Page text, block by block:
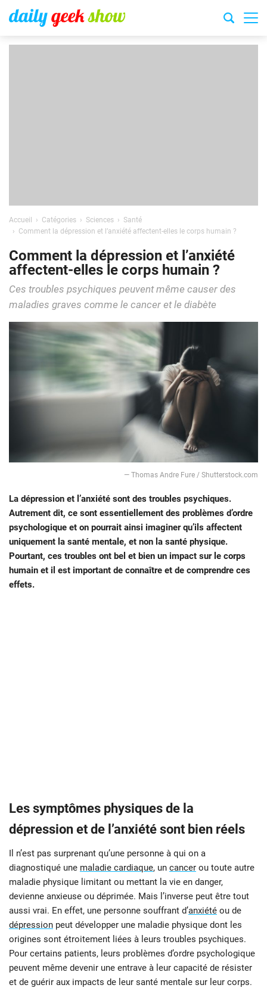
Accueil Catégories Sciences
Santé
Comment la dépression et l’anxiété affectent-elles le corps humain ?
Comment la dépression et l’anxiété
affectent-elles le corps humain ?
Ces troubles psychiques peuvent même causer des
maladies graves comme le cancer et le diabète
— Thomas Andre Fure / Shutterstock.com
La dépression et l’anxiété sont des troubles psychiques.
Autrement dit, ce sont essentiellement des problèmes d’ordre
psychologique et on pourrait ainsi imaginer qu’ils affectent
uniquement la santé mentale, et non la santé physique.
Pourtant, ces troubles ont bel et bien un impact sur le corps
humain et il est important de connaître et de comprendre ces
effets.
Les symptômes physiques de la
dépression et de l’anxiété sont bien réels
Il n’est pas surprenant qu’une personne à qui on a
diagnostiqué une maladie cardiaque, un cancer ou toute autre
maladie physique limitant ou mettant la vie en danger,
devienne anxieuse ou déprimée. Mais l’inverse peut être tout
aussi vrai. En effet, une personne souffrant d’anxiété ou de
dépression peut développer une maladie physique dont les
origines sont étroitement liées à leurs troubles psychiques.
Pour certains patients, leurs problèmes d’ordre psychologique
peuvent même devenir une entrave à leur capacité de résister
et de guérir aux impacts de leur santé mentale sur leur corps.